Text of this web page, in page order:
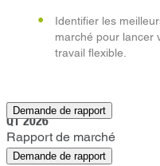
Identifier les
marché pour lancer
travail flexible.
Demande de rapport
Irving
Q1 2026
Rapport de marché
Demande de rapport